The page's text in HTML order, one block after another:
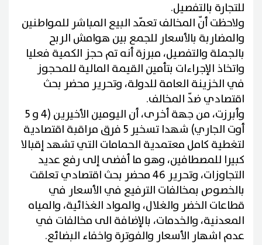
للتجارة بالتفصيل.
ولاحظت أنّ المخالف تعمّد البيع المباشر للمواطنين
والمضاربة بالأسعار للجمع بين هوامش الربح
بالجملة والتفصيل، مبرزة أنه تم حجز الكمية فعليا
واتخاذ الإجراءات بتأمين القيمة المالية للمحجوز
في الخزينة العامة للدولة، وتحرير محضر بحث
اقتصادي ضدّ المخالف.
وأبرزت، من جهة أخرى، أن اليومين الأخيرين (4 و 5
أوت الجاري) شهدا تسخير 5 فرق مراقبة اقتصادية
لتغطية كامل معتمدية الحمامات التي تشهد إقبالا
كبيرا للمصطافين، وهو ما أفضى إلى رفع عديد
التجاوزات، وتحرير 46 محضر بحث اقتصادي تعلقت
بالخصوص بمخالفات الترفيع في الأسعار في
قطاعات الخضر والغلال، والمواد الغذائية، والمياه
المعدنية، والخدمات، بالإضافة الى مخالفات في
عدم اشهار الأسعار والفوترة واخفاء البضائع.